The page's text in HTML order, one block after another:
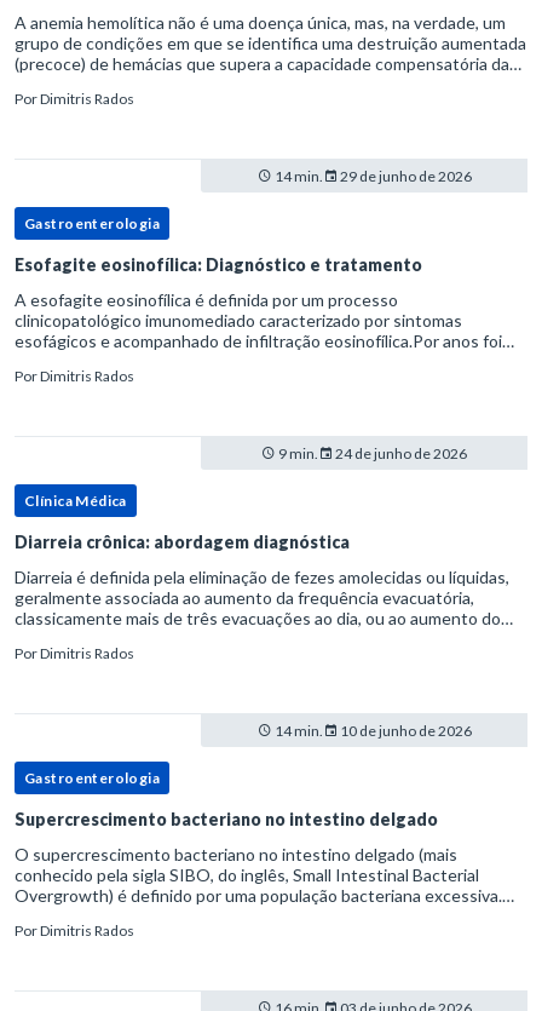
A anemia hemolítica não é uma doença única, mas, na verdade, um
grupo de condições em que se identifica uma destruição aumentada
(precoce) de hemácias que supera a capacidade compensatória da
PorDimitris Rados
14 min. 29 de junho de 2026
Gastroenterologia
Esofagite eosinofílica: Diagnóstico e tratamento
A esofagite eosinofílica é definida por um processo
clinicopatológico imunomediado caracterizado por sintomas
esofágicos e acompanhado de infiltração eosinofílica.Por anos foi
refluxo gastr
PorDimitris Rados
9 min. 24 de junho de 2026
Clínica Médica
Diarreia crônica: abordagem diagnóstica
Diarreia é definida pela eliminação de fezes amolecidas ou líquidas,
geralmente associada ao aumento da frequência evacuatória,
classicamente mais de três evacuações ao dia, ou ao aumento do
PorDimitris Rados
14 min. 10 de junho de 2026
Gastroenterologia
Supercrescimento bacteriano no intestino delgado
O supercrescimento bacteriano no intestino delgado (mais
conhecido pela sigla SIBO, do inglês, Small Intestinal Bacterial
Overgrowth) é definido por uma população bacteriana excessiva.
PorDimitris Rados